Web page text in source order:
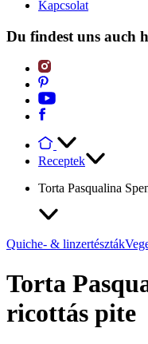
Kapcsolat
Du findest uns auch
Receptek
Torta Pasqualina
Quiche- & linzertészták
Torta
ricottás pite